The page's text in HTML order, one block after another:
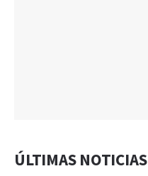
ÚLTIMAS NOTICIAS